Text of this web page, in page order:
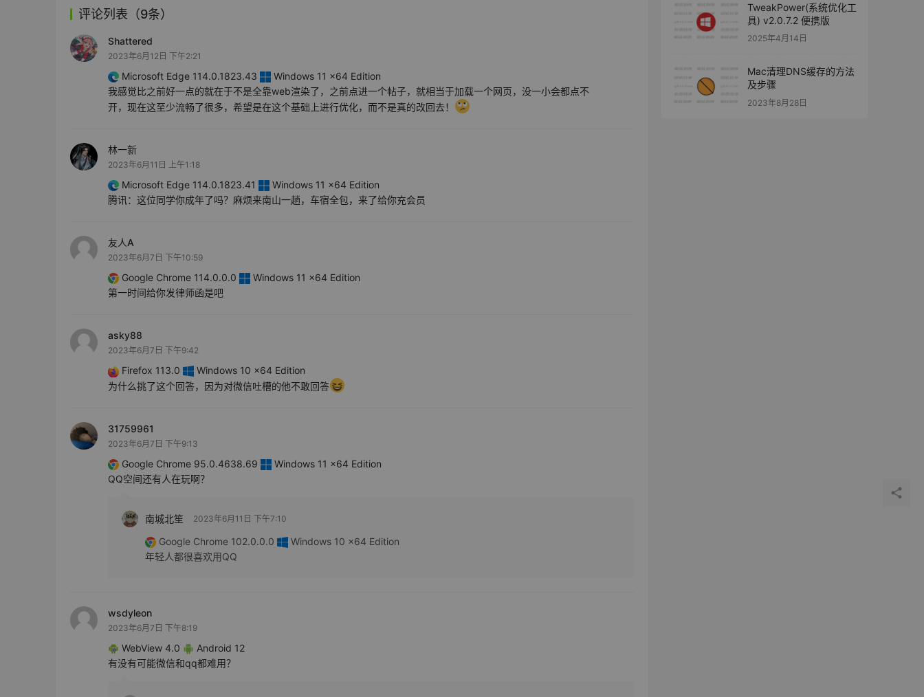
评论列表（9条）
Shattered
2023年6月12日 下午2:21
Microsoft Edge 114.0.1823.43
Windows 11 x64 Edition
我感觉比之前好一点的就在于不是全靠web渲染了，之前点进一个帖子，就相当于加载一个网页，没一小会都点不
开，现在这至少流畅了很多，希望是在这个基础上进行优化，而不是真的改回去！
林一新
2023年6月11日 上午1:18
Microsoft Edge 114.0.1823.41
Windows 11 x64 Edition
腾讯：这位同学你成年了吗？麻烦来南山一趟，车宿全包，来了给你充会员
友人A
2023年6月7日 下午10:59
Google Chrome 114.0.0.0
Windows 11 x64 Edition
第一时间给你发律师函是吧
asky88
2023年6月7日 下午9:42
Firefox 113.0
Windows 10 x64 Edition
为什么挑了这个回答，因为对微信吐槽的他不敢回答
31759961
2023年6月7日 下午9:13
Google Chrome 95.0.4638.69
Windows 11 x64 Edition
QQ空间还有人在玩啊？
南城北笙 2023年6月11日 下午7:10
Google Chrome 102.0.0.0
Windows 10 x64 Edition
年轻人都很喜欢用QQ
wsdyleon
2023年6月7日 下午8:19
WebView 4.0
Android 12
有没有可能微信和qq都难用？
TweakPower(系统优化工
具) v2.0.7.2 便携版
2025年4月14日
Mac清理DNS缓存的方法
及步骤
2023年8月28日